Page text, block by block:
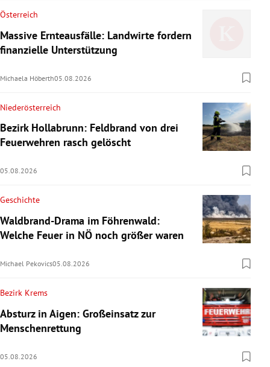
Österreich
Massive Ernteausfälle: Landwirte fordern
finanzielle Unterstützung
Michaela Höberth05.08.2026
Niederösterreich
Bezirk Hollabrunn: Feldbrand von drei
Feuerwehren rasch gelöscht
05.08.2026
Geschichte
Waldbrand-Drama im Föhrenwald:
Welche Feuer in NÖ noch größer waren
Michael Pekovics05.08.2026
Bezirk Krems
Absturz in Aigen: Großeinsatz zur
Menschenrettung
05.08.2026